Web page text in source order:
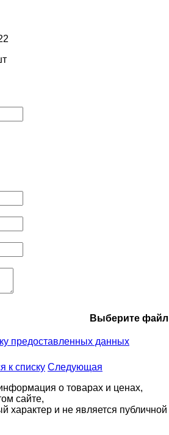
Выберите файл
предоставленных данных
к списку Следующая
о товарах и ценах,
сайте,
характер и не является публичной